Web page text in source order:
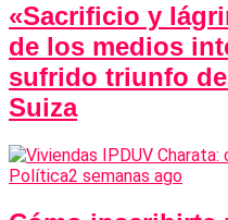
«Sacrificio y
de los medios
sufrido triunfo
Suiza
Política2 semanas ago